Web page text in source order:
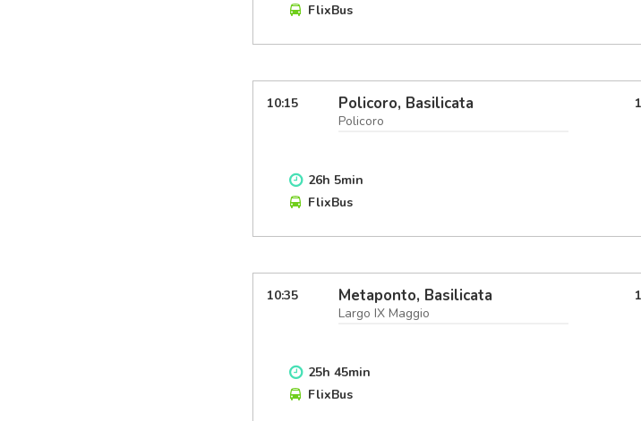
FlixBus
10:15 Policoro, Basilicata
Policoro
26h 5min
FlixBus
10:35 Metaponto, Basilicata
Largo IX Maggio
25h 45min
FlixBus